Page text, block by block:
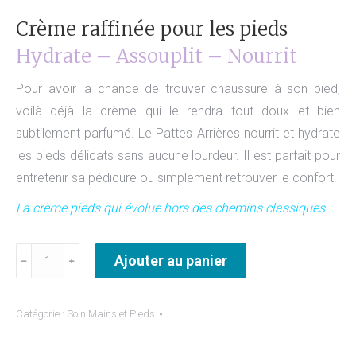
Crème raffinée pour les pieds
Hydrate – Assouplit – Nourrit
Pour avoir la chance de trouver chaussure à son pied,
voilà déjà la crème qui le rendra tout doux et bien
subtilement parfumé. Le Pattes Arrières nourrit et hydrate
les pieds délicats sans aucune lourdeur. Il est parfait pour
entretenir sa pédicure ou simplement retrouver le confort.
La crème pieds qui évolue hors des chemins classiques….
quantité
des
﹣ ﹢ Ajouter au panier
Catégorie : Soin Mains et Pieds